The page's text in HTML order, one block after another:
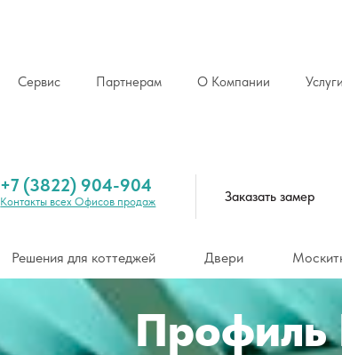
Сервис Партнерам О Компании Услуги
+7 (3822) 904-904
Контакты всех Офисов продаж Заказать замер
Решения для коттеджей Двери